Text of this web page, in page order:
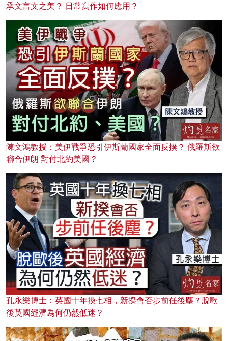
承文言文之美？ 日常寫作如何應用？
陳文鴻教授：美伊戰爭恐引伊斯蘭國家全面反撲？ 俄羅斯欲
聯合伊朗 對付北約美國？
孔永樂博士：英國十年換七相，新揆會否步前任後塵？脫歐
後英國經濟為何仍然低迷？